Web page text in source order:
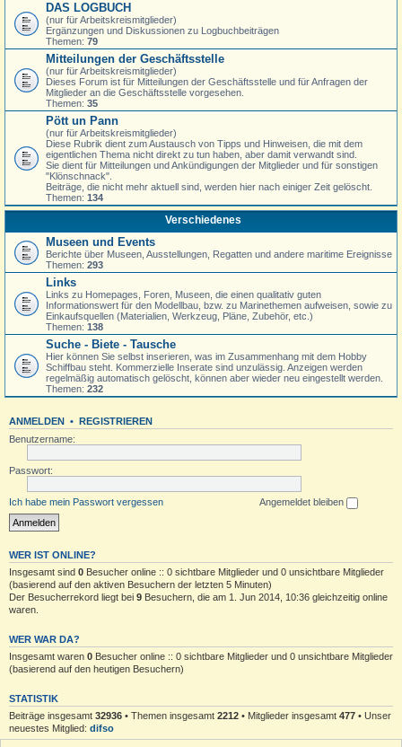
DAS LOGBUCH
(nur für Arbeitskreismitglieder)
Ergänzungen und Diskussionen zu Logbuchbeiträgen
Themen: 79
Mitteilungen der Geschäftsstelle
(nur für Arbeitskreismitglieder)
Dieses Forum ist für Mitteilungen der Geschäftsstelle und für Anfragen der
Mitglieder an die Geschäftsstelle vorgesehen.
Themen: 35
Pött un Pann
(nur für Arbeitskreismitglieder)
Diese Rubrik dient zum Austausch von Tipps und Hinweisen, die mit dem
eigentlichen Thema nicht direkt zu tun haben, aber damit verwandt sind.
Sie dient für Mitteilungen und Ankündigungen der Mitglieder und für sonstigen
"Klönschnack".
Beiträge, die nicht mehr aktuell sind, werden hier nach einiger Zeit gelöscht.
Themen: 134
Verschiedenes
Museen und Events
Berichte über Museen, Ausstellungen, Regatten und andere maritime Ereignisse
Themen: 293
Links
Links zu Homepages, Foren, Museen, die einen qualitativ guten
Informationswert für den Modellbau, bzw. zu Marinethemen aufweisen, sowie zu
Einkaufsquellen (Materialien, Werkzeug, Pläne, Zubehör, etc.)
Themen: 138
Suche - Biete - Tausche
Hier können Sie selbst inserieren, was im Zusammenhang mit dem Hobby
Schiffbau steht. Kommerzielle Inserate sind unzulässig. Anzeigen werden
regelmäßig automatisch gelöscht, können aber wieder neu eingestellt werden.
Themen: 232
ANMELDEN • REGISTRIEREN
Benutzername:
Passwort:
Ich habe mein Passwort vergessen Angemeldet bleiben
WER IST ONLINE?
Insgesamt sind 0 Besucher online :: 0 sichtbare Mitglieder und 0 unsichtbare Mitglieder
(basierend auf den aktiven Besuchern der letzten 5 Minuten)
Der Besucherrekord liegt bei 9 Besuchern, die am 1. Jun 2014, 10:36 gleichzeitig online
waren.
WER WAR DA?
Insgesamt waren 0 Besucher online :: 0 sichtbare Mitglieder und 0 unsichtbare Mitglieder
(basierend auf den heutigen Besuchern)
STATISTIK
Beiträge insgesamt 32936 • Themen insgesamt 2212 • Mitglieder insgesamt 477 • Unser
neuestes Mitglied: difso